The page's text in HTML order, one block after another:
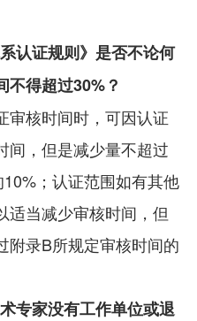
认证规则》是否不论何
不得超过30%？
审核时间时，可因认证
间，但是减少量不超过
；认证范围如有其他
适当减少审核时间，但
附录B所规定审核时间的
专家没有工作单位或退